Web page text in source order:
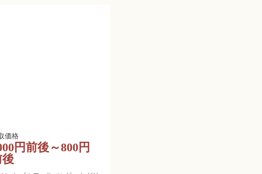
円前後～800円